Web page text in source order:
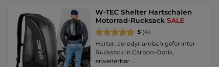
W-TEC Shelter Hartschalen
Motorrad-RucksackSALE
5 (4)
Harter, aerodynamisch geformter
Rucksack in Carbon-Optik,
erweiterbar …